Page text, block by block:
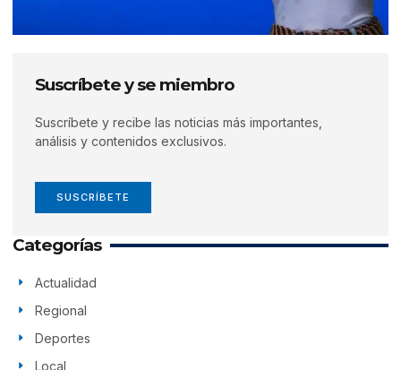
Suscríbete y se miembro
Suscríbete y recibe las noticias más importantes,
análisis y contenidos exclusivos.
SUSCRÍBETE
Categorías
Actualidad
Regional
Deportes
Local